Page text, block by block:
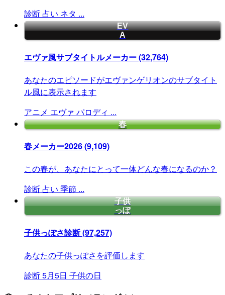
診断 占い ネタ ...
EV
A
エヴァ風サブタイトルメーカー(32,764)
あなたのエピソードがエヴァンゲリオンのサブタイト
ル風に表示されます
アニメ エヴァ パロディ ...
春
春メーカー2026(9,109)
この春が、あなたにとって一体どんな春になるのか？
診断 占い 季節 ...
子供
っぽ
子供っぽさ診断(97,257)
あなたの子供っぽさを評価します
診断5月5日 子供の日